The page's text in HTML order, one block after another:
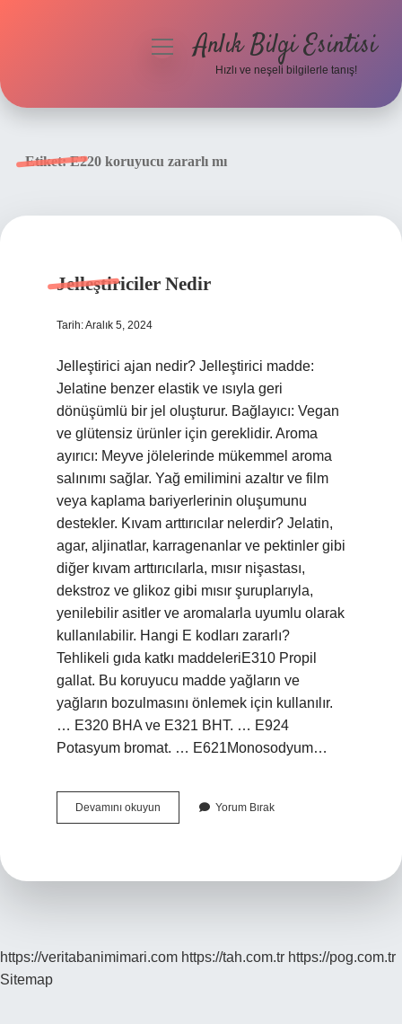
menüyüAnlık Bilgi Esintisi
Hızlı ve neşeli bilgilerle tanış!
Etiket:E220 koruyucu zararlı mı
Jelleştiriciler Nedir
Tarih: Aralık 5, 2024
Jelleştirici ajan nedir? Jelleştirici madde:
Jelatine benzer elastik ve ısıyla geri
dönüşümlü bir jel oluşturur. Bağlayıcı: Vegan
ve glütensiz ürünler için gereklidir. Aroma
ayırıcı: Meyve jölelerinde mükemmel aroma
salınımı sağlar. Yağ emilimini azaltır ve film
veya kaplama bariyerlerinin oluşumunu
destekler. Kıvam arttırıcılar nelerdir? Jelatin,
agar, aljinatlar, karragenanlar ve pektinler gibi
diğer kıvam arttırıcılarla, mısır nişastası,
dekstroz ve glikoz gibi mısır şuruplarıyla,
yenilebilir asitler ve aromalarla uyumlu olarak
kullanılabilir. Hangi E kodları zararlı?
Tehlikeli gıda katkı maddeleriE310 Propil
gallat. Bu koruyucu madde yağların ve
yağların bozulmasını önlemek için kullanılır.
… E320 BHA ve E321 BHT. … E924
Potasyum bromat. … E621Monosodyum…
Devamını okuyun Jelleştiriciler
Nedir
Yorum Bırak
https://veritabanimimari.com https://tah.com.tr https://pog.com.tr
Sitemap